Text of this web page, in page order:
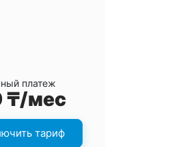
платеж
₸/мес
тариф